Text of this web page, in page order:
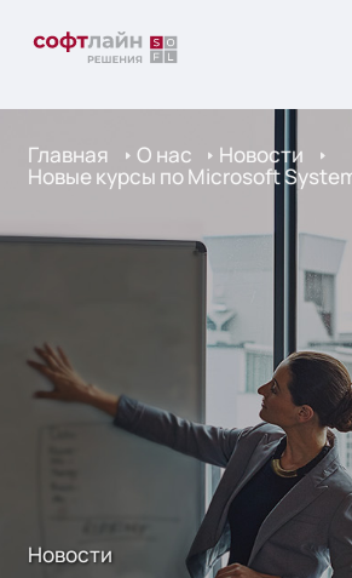
Главная О нас Новости
Новые курсы по Microsoft
Новости